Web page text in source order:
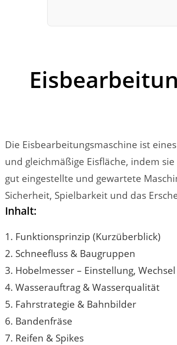
Die Eisbearbeitungsmaschine ist
und gleichmäßige Eisfläche, indem
gut eingestellte und gewartete
Sicherheit, Spielbarkeit und das
Inhalt:
1. Funktionsprinzip (Kurzüberblick)
2. Schneefluss & Baugruppen
3. Hobelmesser – Einstellung,
4. Wasserauftrag & Wasserqualität
5. Fahrstrategie & Bahnbilder
6. Bandenfräse
7. Reifen & Spikes